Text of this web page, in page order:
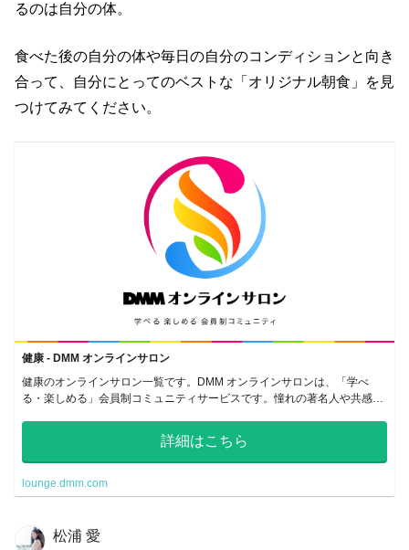
るのは自分の体。
食べた後の自分の体や毎日の自分のコンディションと向き
合って、自分にとってのベストな「オリジナル朝食」を見
つけてみてください。
健康 - DMM オンラインサロン
健康のオンラインサロン一覧です。DMM オンラインサロンは、「学べ
る・楽しめる」会員制コミュニティサービスです。憧れの著名人や共感し
詳細はこちら
lounge.dmm.com
松浦 愛